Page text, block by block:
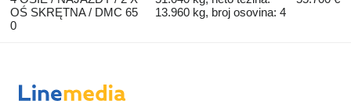
OŚ SKRĘTNA / DMC 65
0
13.960 kg, broj osovina: 4